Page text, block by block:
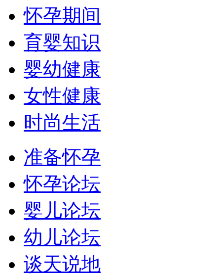
怀孕期间
育婴知识
婴幼健康
女性健康
时尚生活
准备怀孕
怀孕论坛
婴儿论坛
幼儿论坛
谈天说地